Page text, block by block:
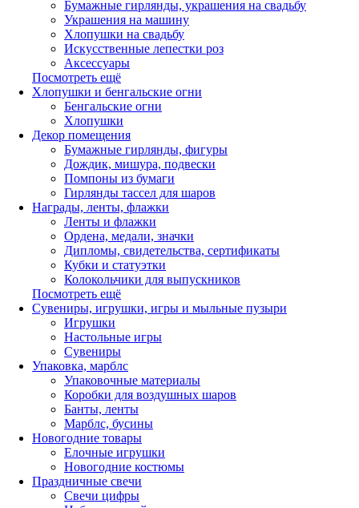
Бумажные гирлянды, украшения на свадьбу
Украшения на машину
Хлопушки на свадьбу
Искусственные лепестки роз
Аксессуары
Посмотреть ещё
Хлопушки и бенгальские огни
Бенгальские огни
Хлопушки
Декор помещения
Бумажные гирлянды, фигуры
Дождик, мишура, подвески
Помпоны из бумаги
Гирлянды тассел для шаров
Награды, ленты, флажки
Ленты и флажки
Ордена, медали, значки
Дипломы, свидетельства, сертификаты
Кубки и статуэтки
Колокольчики для выпускников
Посмотреть ещё
Сувениры, игрушки, игры и мыльные пузыри
Игрушки
Настольные игры
Сувениры
Упаковка, марблс
Упаковочные материалы
Коробки для воздушных шаров
Банты, ленты
Марблс, бусины
Новогодние товары
Елочные игрушки
Новогодние костюмы
Праздничные свечи
Свечи цифры